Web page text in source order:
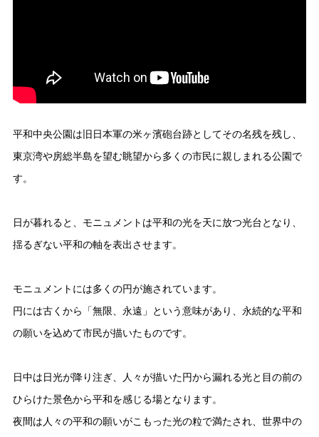
平和中央公園は旧日本軍の米ヶ濱砲台跡としてその名残を残し、
東京湾や房総半島を望む眺望から多くの市民に親しまれる公園で
す。
日が暮れると、モニュメントは平和の光を天に放つ光台となり、
揺るぎない平和の軸を表出させます。
モニュメントには多くの円が施されています。
円には古くから「無限、永遠」という意味があり、永続的な平和
の願いを込めて市民が描いたものです。
日中は日光が降り注ぎ、人々が描いた円から漏れる光と目の前の
ひらけた景色から平和を感じる場となります。
夜間は人々の平和の願いがこもった光の粒で満たされ、世界中の